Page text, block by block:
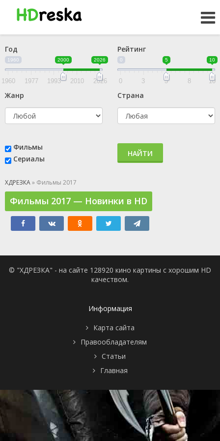
Год
1960 2000 2026
1960 1977 1993 2010 2026
Рейтинг
0 5 10
0 3 5 8 10
Жанр Страна
Фильмы
Сериалы
НАЙТИ
ХДРЕЗКА» Фильмы 2017
Фильмы 2017 — Новинки в HD
© "ХДРЕЗКА" - на сайте 128920 кино картины с хорошим HD
качеством.
Информация
Карта сайта
Правообладателям
Статьи
Главная